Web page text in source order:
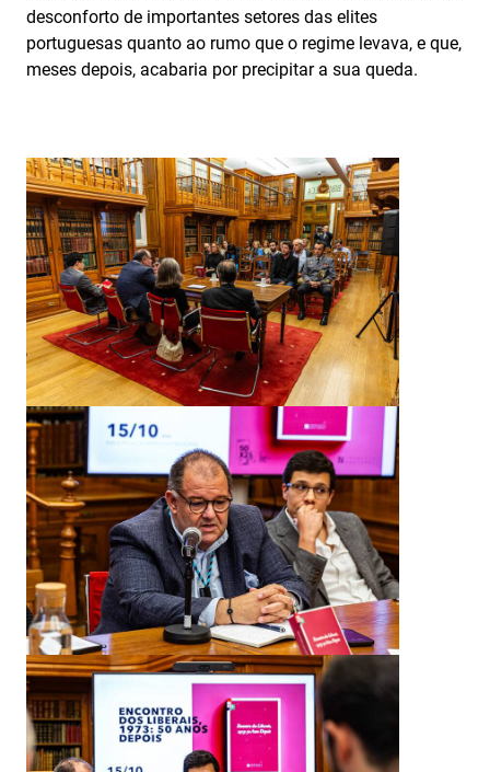
desconforto de importantes setores das elites
portuguesas quanto ao rumo que o regime levava, e que,
meses depois, acabaria por precipitar a sua queda.